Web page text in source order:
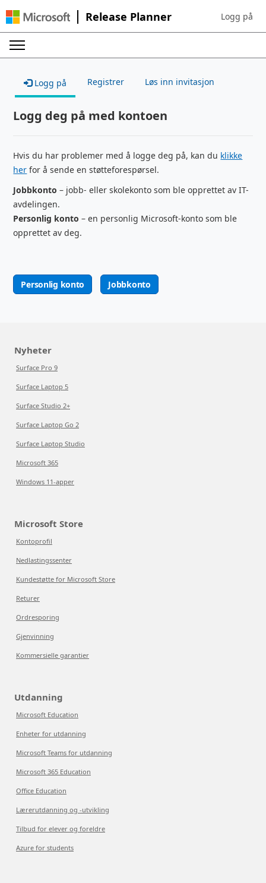
Release Planner Sign in to
Logg på
Logg på Registrer Løs inn invitasjon
Logg deg på med kontoen
Hvis du har problemer med å logge deg på, kan du klikke
her for å sende en støtteforespørsel.
Jobbkonto – jobb- eller skolekonto som ble opprettet av IT-
avdelingen.
Personlig konto – en personlig Microsoft-konto som ble
opprettet av deg.
Personlig konto Jobbkonto
Nyheter
Surface Pro 9
Surface Laptop 5
Surface Studio 2+
Surface Laptop Go 2
Surface Laptop Studio
Microsoft 365
Windows 11-apper
Microsoft Store
Kontoprofil
Nedlastingssenter
Kundestøtte for Microsoft Store
Returer
Ordresporing
Gjenvinning
Kommersielle garantier
Utdanning
Microsoft Education
Enheter for utdanning
Microsoft Teams for utdanning
Microsoft 365 Education
Office Education
Lærerutdanning og -utvikling
Tilbud for elever og foreldre
Azure for students